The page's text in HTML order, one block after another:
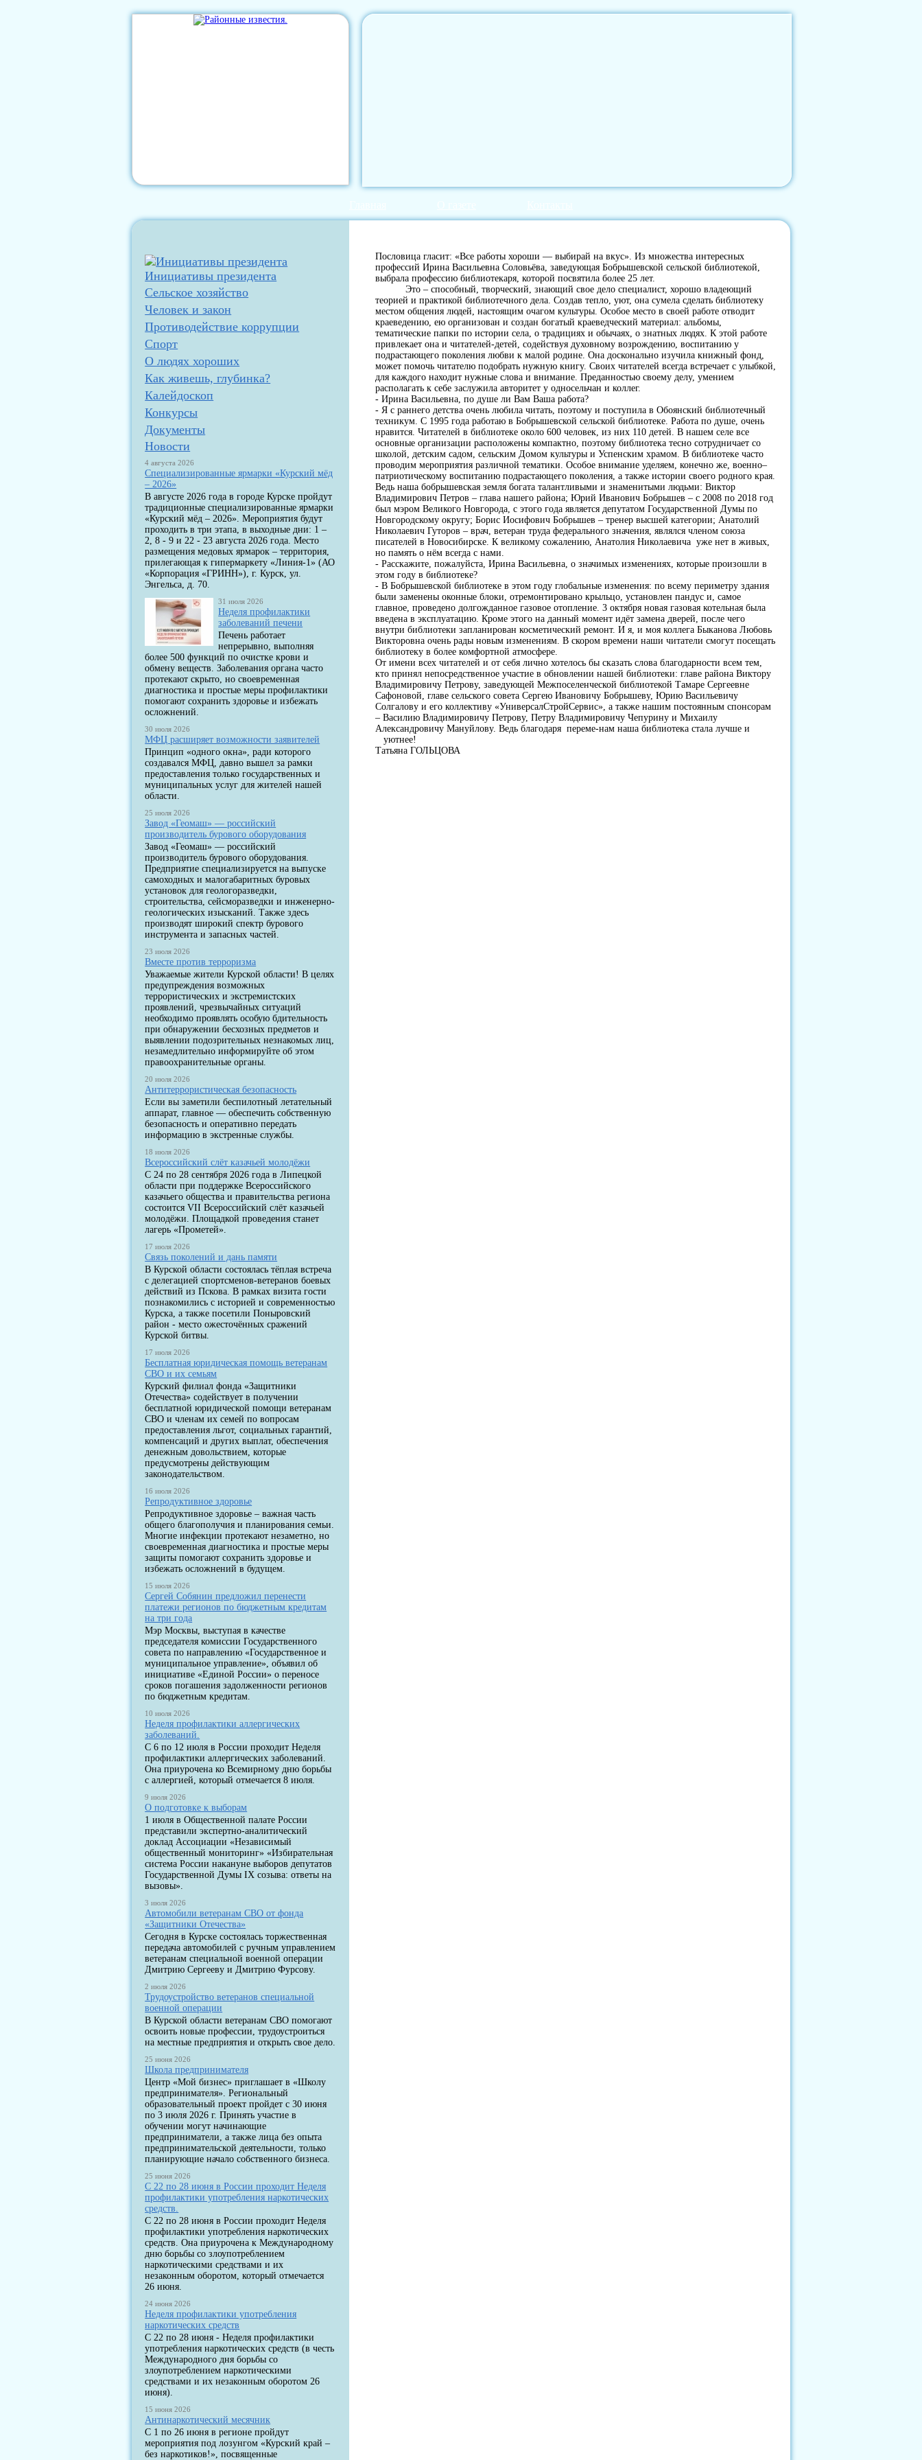
Инициативы президента
Сельское хозяйство
Человек и закон
Противодействие коррупции
Спорт
О людях хороших
Как живешь, глубинка?
Калейдоскоп
Конкурсы
Документы
Новости
4 августа 2026
Специализированные ярмарки «Курский мёд
– 2026»
В августе 2026 года в городе Курске пройдут
традиционные специализированные ярмарки
«Курский мёд – 2026». Мероприятия будут
проходить в три этапа, в выходные дни: 1 –
2, 8 - 9 и 22 - 23 августа 2026 года. Место
размещения медовых ярмарок – территория,
прилегающая к гипермаркету «Линия-1» (АО
«Корпорация «ГРИНН»), г. Курск, ул.
Энгельса, д. 70.
31 июля 2026
Неделя профилактики
заболеваний печени
Печень работает
непрерывно, выполняя
более 500 функций по очистке крови и
обмену веществ. Заболевания органа часто
протекают скрыто, но своевременная
диагностика и простые меры профилактики
помогают сохранить здоровье и избежать
осложнений.
30 июля 2026
МФЦ расширяет возможности заявителей
Принцип «одного окна», ради которого
создавался МФЦ, давно вышел за рамки
предоставления только государственных и
муниципальных услуг для жителей нашей
области.
25 июля 2026
Завод «Геомаш» — российский
производитель бурового оборудования
Завод «Геомаш» — российский
производитель бурового оборудования.
Предприятие специализируется на выпуске
самоходных и малогабаритных буровых
установок для геологоразведки,
строительства, сейсморазведки и инженерно-
геологических изысканий. Также здесь
производят широкий спектр бурового
инструмента и запасных частей.
23 июля 2026
Вместе против терроризма
Уважаемые жители Курской области! В целях
предупреждения возможных
террористических и экстремистских
проявлений, чрезвычайных ситуаций
необходимо проявлять особую бдительность
при обнаружении бесхозных предметов и
выявлении подозрительных незнакомых лиц,
незамедлительно информируйте об этом
правоохранительные органы.
20 июля 2026
Антитеррористическая безопасность
Если вы заметили беспилотный летательный
аппарат, главное — обеспечить собственную
безопасность и оперативно передать
информацию в экстренные службы.
18 июля 2026
Всероссийский слёт казачьей молодёжи
С 24 по 28 сентября 2026 года в Липецкой
области при поддержке Всероссийского
казачьего общества и правительства региона
состоится VII Всероссийский слёт казачьей
молодёжи. Площадкой проведения станет
лагерь «Прометей».
17 июля 2026
Связь поколений и дань памяти
В Курской области состоялась тёплая встреча
с делегацией спортсменов-ветеранов боевых
действий из Пскова. В рамках визита гости
познакомились с историей и современностью
Курска, а также посетили Поныровский
район - место ожесточённых сражений
Курской битвы.
17 июля 2026
Бесплатная юридическая помощь ветеранам
СВО и их семьям
Курский филиал фонда «Защитники
Отечества» содействует в получении
бесплатной юридической помощи ветеранам
СВО и членам их семей по вопросам
предоставления льгот, социальных гарантий,
компенсаций и других выплат, обеспечения
денежным довольствием, которые
предусмотрены действующим
законодательством.
16 июля 2026
Репродуктивное здоровье
Репродуктивное здоровье – важная часть
общего благополучия и планирования семьи.
Многие инфекции протекают незаметно, но
своевременная диагностика и простые меры
защиты помогают сохранить здоровье и
избежать осложнений в будущем.
15 июля 2026
Сергей Собянин предложил перенести
платежи регионов по бюджетным кредитам
на три года
Мэр Москвы, выступая в качестве
председателя комиссии Государственного
совета по направлению «Государственное и
муниципальное управление», объявил об
инициативе «Единой России» о переносе
сроков погашения задолженности регионов
по бюджетным кредитам.
10 июля 2026
Неделя профилактики аллергических
заболеваний.
С 6 по 12 июля в России проходит Неделя
профилактики аллергических заболеваний.
Она приурочена ко Всемирному дню борьбы
с аллергией, который отмечается 8 июля.
9 июля 2026
О подготовке к выборам
1 июля в Общественной палате России
представили экспертно-аналитический
доклад Ассоциации «Независимый
общественный мониторинг» «Избирательная
система России накануне выборов депутатов
Государственной Думы IX созыва: ответы на
вызовы».
3 июля 2026
Автомобили ветеранам СВО от фонда
«Защитники Отечества»
Сегодня в Курске состоялась торжественная
передача автомобилей с ручным управлением
ветеранам специальной военной операции
Дмитрию Сергееву и Дмитрию Фурсову.
2 июля 2026
Трудоустройство ветеранов специальной
военной операции
В Курской области ветеранам СВО помогают
освоить новые профессии, трудоустроиться
на местные предприятия и открыть свое дело.
25 июня 2026
Школа предпринимателя
Центр «Мой бизнес» приглашает в «Школу
предпринимателя». Региональный
образовательный проект пройдет с 30 июня
по 3 июля 2026 г. Принять участие в
обучении могут начинающие
предприниматели, а также лица без опыта
предпринимательской деятельности, только
планирующие начало собственного бизнеса.
25 июня 2026
С 22 по 28 июня в России проходит Неделя
профилактики употребления наркотических
средств.
С 22 по 28 июня в России проходит Неделя
профилактики употребления наркотических
средств. Она приурочена к Международному
дню борьбы со злоупотреблением
наркотическими средствами и их
незаконным оборотом, который отмечается
26 июня.
24 июня 2026
Неделя профилактики употребления
наркотических средств
С 22 по 28 июня - Неделя профилактики
употребления наркотических средств (в честь
Международного дня борьбы со
злоупотреблением наркотическими
средствами и их незаконным оборотом 26
июня).
15 июня 2026
Антинаркотический месячник
С 1 по 26 июня в регионе пройдут
мероприятия под лозунгом «Курский край –
без наркотиков!», посвященные
Пословица гласит: «Все работы хороши — выбирай на вкус». Из множества интересных
профессий Ирина Васильевна Соловьёва, заведующая Бобрышевской сельской библиотекой,
выбрала профессию библиотекаря, которой посвятила более 25 лет.
Это – способный, творческий, знающий свое дело специалист, хорошо владеющий
теорией и практикой библиотечного дела. Создав тепло, уют, она сумела сделать библиотеку
местом общения людей, настоящим очагом культуры. Особое место в своей работе отводит
краеведению, ею организован и создан богатый краеведческий материал: альбомы,
тематические папки по истории села, о традициях и обычаях, о знатных людях. К этой работе
привлекает она и читателей-детей, содействуя духовному возрождению, воспитанию у
подрастающего поколения любви к малой родине. Она досконально изучила книжный фонд,
может помочь читателю подобрать нужную книгу. Своих читателей всегда встречает с улыбкой,
для каждого находит нужные слова и внимание. Преданностью своему делу, умением
располагать к себе заслужила авторитет у односельчан и коллег.
- Ирина Васильевна, по душе ли Вам Ваша работа?
- Я с раннего детства очень любила читать, поэтому и поступила в Обоянский библиотечный
техникум. С 1995 года работаю в Бобрышевской сельской библиотеке. Работа по душе, очень
нравится. Читателей в библиотеке около 600 человек, из них 110 детей. В нашем селе все
основные организации расположены компактно, поэтому библиотека тесно сотрудничает со
школой, детским садом, сельским Домом культуры и Успенским храмом. В библиотеке часто
проводим мероприятия различной тематики. Особое внимание уделяем, конечно же, военно–
патриотическому воспитанию подрастающего поколения, а также истории своего родного края.
Ведь наша бобрышевская земля богата талантливыми и знаменитыми людьми: Виктор
Владимирович Петров – глава нашего района; Юрий Иванович Бобрышев – с 2008 по 2018 год
был мэром Великого Новгорода, с этого года является депутатом Государственной Думы по
Новгородскому округу; Борис Иосифович Бобрышев – тренер высшей категории; Анатолий
Николаевич Гуторов – врач, ветеран труда федерального значения, являлся членом союза
писателей в Новосибирске. К великому сожалению, Анатолия Николаевича уже нет в живых,
но память о нём всегда с нами.
- Расскажите, пожалуйста, Ирина Васильевна, о значимых изменениях, которые произошли в
этом году в библиотеке?
- В Бобрышевской библиотеке в этом году глобальные изменения: по всему периметру здания
были заменены оконные блоки, отремонтировано крыльцо, установлен пандус и, самое
главное, проведено долгожданное газовое отопление. 3 октября новая газовая котельная была
введена в эксплуатацию. Кроме этого на данный момент идёт замена дверей, после чего
внутри библиотеки запланирован косметический ремонт. И я, и моя коллега Быканова Любовь
Викторовна очень рады новым изменениям. В скором времени наши читатели смогут посещать
библиотеку в более комфортной атмосфере.
От имени всех читателей и от себя лично хотелось бы сказать слова благодарности всем тем,
кто принял непосредственное участие в обновлении нашей библиотеки: главе района Виктору
Владимировичу Петрову, заведующей Межпоселенческой библиотекой Тамаре Сергеевне
Сафоновой, главе сельского совета Сергею Ивановичу Бобрышеву, Юрию Васильевичу
Солгалову и его коллективу «УниверсалСтройСервис», а также нашим постоянным спонсорам
– Василию Владимировичу Петрову, Петру Владимировичу Чепурину и Михаилу
Александровичу Мануйлову. Ведь благодаря переме-нам наша библиотека стала лучше и
уютнее!
Татьяна ГОЛЬЦОВА